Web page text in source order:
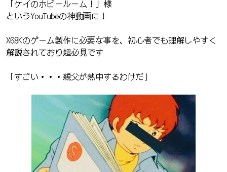
「ケイのホビールーム！」様
というYouTubeの神動画に！
X68Kのゲーム製作に必要な事を、初心者でも理解しやすく
解説されており超必見です
「すごい・・・親父が熱中するわけだ」